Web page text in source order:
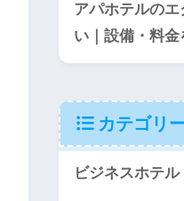
アパホテルの
い｜設備・料金
カテゴリ
ビジネスホテル